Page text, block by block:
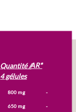
-
-
AR*
800 mg
650 mg
Quantité /
4 gélules